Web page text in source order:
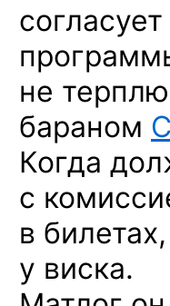
не терплю
бараном
Когда
с
в
у виска.